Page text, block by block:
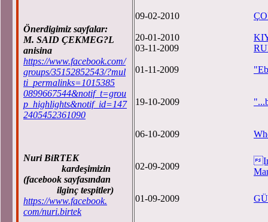
Önerdigimiz sayfalar:
M. SAID ÇEKMEG?L
anisina
https://www.facebook.com/
groups/35152852543/?mul
ti_permalinks=1015385
0899667544&notif_t=grou
p_highlights&notif_id=147
2405452361090
Nuri BiRTEK
kardeşimizin
(facebook sayfasından
ilginç tespitler)
https://www.facebook.
com/nuri.birtek
09-02-2010
20-01-2010
03-11-2009
01-11-2009
19-10-2009
06-10-2009
02-09-2009
In
01-09-2009